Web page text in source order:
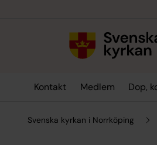
Kontakt Medlem Dop,
Svenska kyrkan i Norrköping